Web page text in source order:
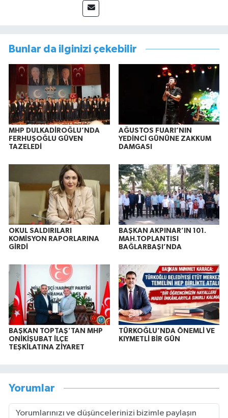
Bunlar da ilginizi çekebilir
MHP DULKADİROĞLU’NDA
FERHUŞOĞLU GÜVEN
TAZELEDİ
AĞUSTOS FUARI’NIN
YEDİNCİ GÜNÜNE ZAKKUM
DAMGASI
OKUL SALDIRILARI
KOMİSYON RAPORLARINA
GİRDİ
BAŞKAN AKPINAR’IN 101.
MAH.TOPLANTISI
BAĞLARBAŞI’NDA
BAŞKAN TOPTAŞ’TAN MHP
ONİKİŞUBAT İLÇE
TEŞKİLATINA ZİYARET
TÜRKOĞLU’NDA ÖNEMLİ VE
KIYMETLİ BİR GÜN
Yorumlar